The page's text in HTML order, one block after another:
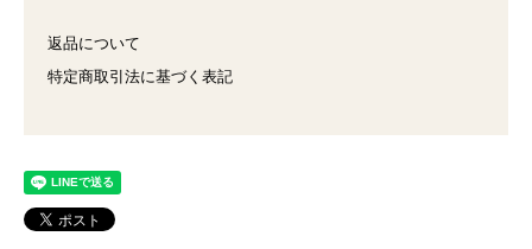
返品について
特定商取引法に基づく表記